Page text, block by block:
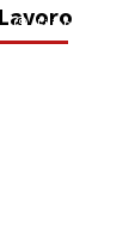
LavoroFilippo Cardinale